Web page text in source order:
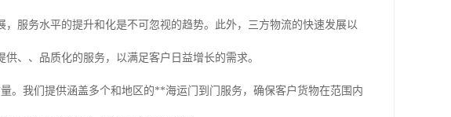
服务水平的提升和化是不可忽视的趋势。此外，三方物流的快速发展以
、、品质化的服务，以满足客户日益增长的需求。
。我们提供涵盖多个和地区的**海运门到门服务，确保客户货物在范围内